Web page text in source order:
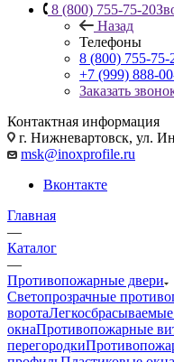
8 (800) 755-75-20
Назад
Телефоны
8 (800) 755-75-
+7 (999) 888-
Заказать
Контактная информация
г. Нижневартовск, ул.
msk@inoxprofile.ru
Вконтакте
Главная
—
Каталог
—
Противопожарные двери
Светопрозрачные
ворота
окнаПротивопожарные
перегородки